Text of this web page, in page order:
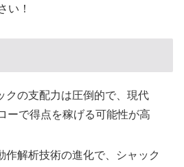
い！
クの支配力は圧倒的で、現代
ーで得点を稼げる可能性が高
作解析技術の進化で、シャック